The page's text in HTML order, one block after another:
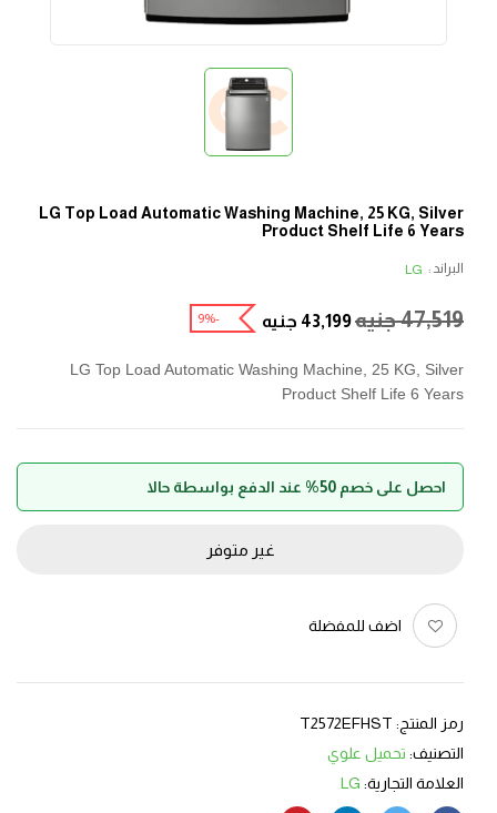
LG Top Load Automatic Washing Machine, 25 KG, Silver
Product Shelf Life 6 Years
البراند : LG
47,519جنيه43,199 جنيه -9%
LG Top Load Automatic Washing Machine, 25 KG, Silver
Product Shelf Life 6 Years
احصل على خصم 50% عند الدفع بواسطة حالا
غير متوفر
اضف للمفضلة
رمز المنتج: T2572EFHST
التصنيف: تحميل علوي
العلامة التجارية: LG